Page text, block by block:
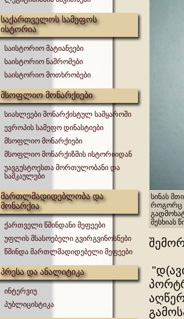
საქართველოს სამეფოს
ისტორია
საისტორიო მატიანეები
საისტორიო ნაშრომები
საისტორიო მოთხრობები
მსოფლიო მონარქიები
სიახლეები მონარქისტულ სამყაროში
ევროპის სამეფო დინასტიები
მსოფლიო მონარქიები
მსოფლიო მონარქიზმის ისტორიიდან
უავგუსტოესთა მორთულობანი და
სამკაულები
მართლმადიდებლობა და
მონარქია
ქართველი წმინდანი მეფეები
უფლის მსასოებელი გვირგვინოსნები
წმინდა მართლმადიდებელი მეფეები
პრესა და ანალიტიკა
ინტერვიუ
პუბლიცისტიკა
სინას
როგორც
მესხიას